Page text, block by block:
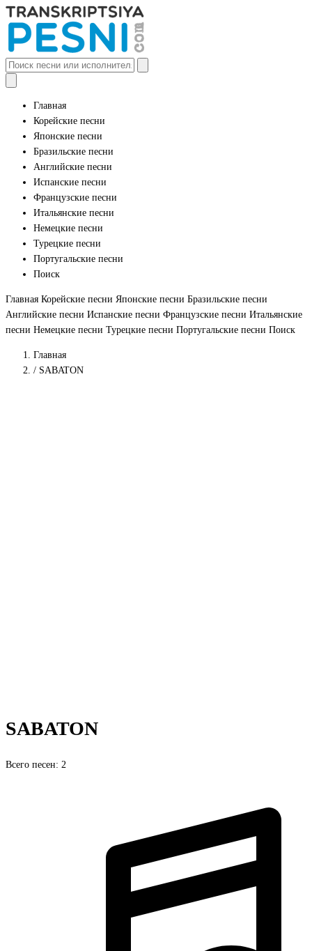
Главная
Корейские песни
Японские песни
Бразильские песни
Английские песни
Испанские песни
Французские песни
Итальянские песни
Немецкие песни
Турецкие песни
Португальские песни
Поиск
Главная Корейские песни Японские песни Бразильские песни
Английские песни Испанские песни Французские песни Итальянские
песни Немецкие песни Турецкие песни Португальские песни Поиск
Главная
/ SABATON
SABATON
Всего песен: 2